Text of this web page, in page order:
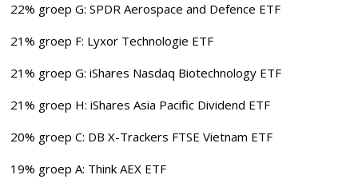
22% groep G: SPDR Aerospace and Defence ETF
21% groep F: Lyxor Technologie ETF
21% groep G: iShares Nasdaq Biotechnology ETF
21% groep H: iShares Asia Pacific Dividend ETF
20% groep C: DB X-Trackers FTSE Vietnam ETF
19% groep A: Think AEX ETF